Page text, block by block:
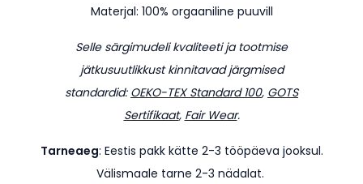
Materjal: 100% orgaaniline puuvill
Selle särgimudeli kvaliteeti ja tootmise
jätkusuutlikkust kinnitavad järgmised
standardid: OEKO-TEX Standard 100, GOTS
Sertifikaat, Fair Wear.
Tarneaeg: Eestis pakk kätte 2-3 tööpäeva jooksul.
Välismaale tarne 2-3 nädalat.